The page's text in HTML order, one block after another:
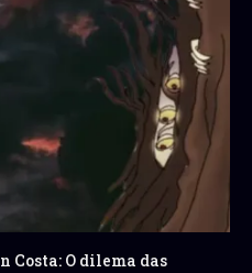
Costa: O dilema das